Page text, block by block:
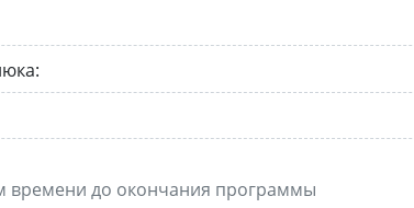
времени до окончания программы